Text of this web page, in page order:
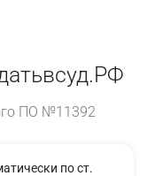
ПО №11392
по ст.